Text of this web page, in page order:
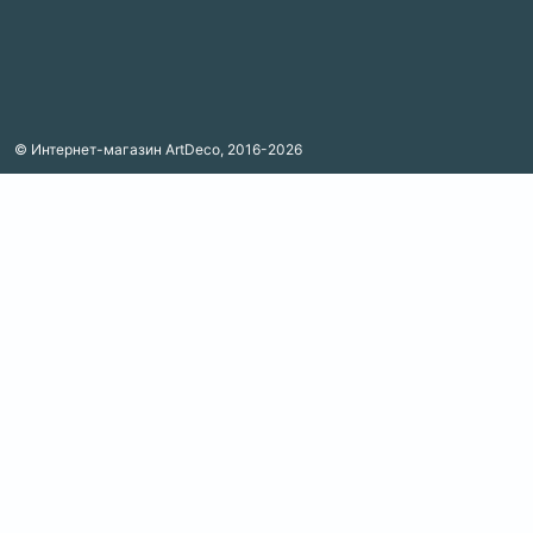
© Интернет-магазин ArtDeco, 2016-2026